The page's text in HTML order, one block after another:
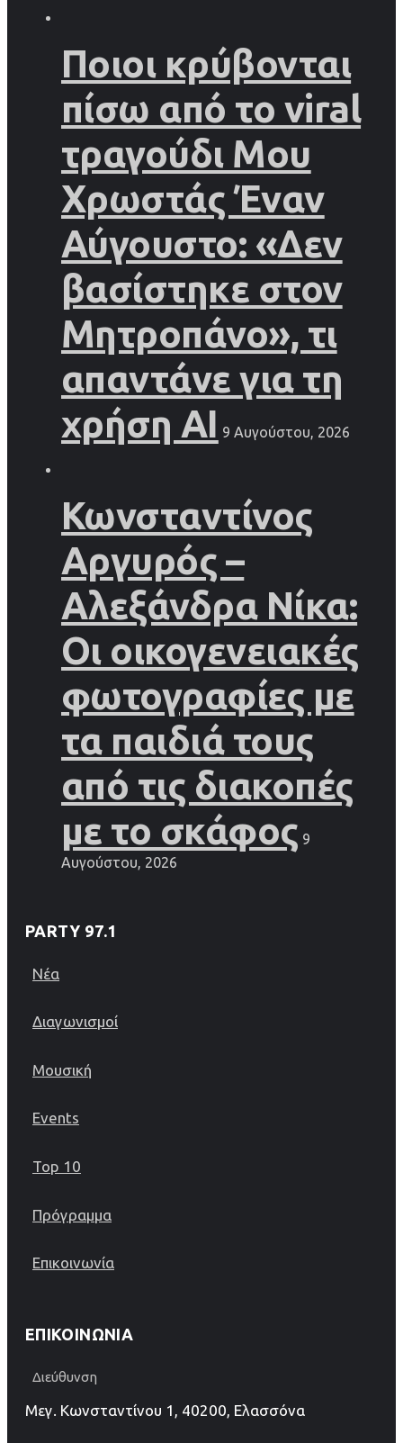
Ποιοι κρύβονται
πίσω από το viral
τραγούδι Μου
Χρωστάς Έναν
Αύγουστο: «Δεν
βασίστηκε στον
Μητροπάνο», τι
απαντάνε για τη
χρήση AI 9 Αυγούστου, 2026
Κωνσταντίνος
Αργυρός –
Αλεξάνδρα Νίκα:
Οι οικογενειακές
φωτογραφίες με
τα παιδιά τους
από τις διακοπές
με το σκάφος 9
Αυγούστου, 2026
PARTY 97.1
Νέα
Διαγωνισμοί
Μουσική
Events
Top 10
Πρόγραμμα
Επικοινωνία
ΕΠΙΚΟΙΝΩΝΊΑ
Διεύθυνση
Μεγ. Κωνσταντίνου 1, 40200, Ελασσόνα